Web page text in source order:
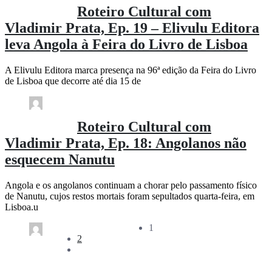
Roteiro Cultural com
Vladimir Prata, Ep. 19 – Elivulu Editora
leva Angola à Feira do Livro de Lisboa
A Elivulu Editora marca presença na 96ª edição da Feira do Livro
de Lisboa que decorre até dia 15 de
Roteiro Cultural com
Vladimir Prata, Ep. 18: Angolanos não
esquecem Nanutu
Angola e os angolanos continuam a chorar pelo passamento físico
de Nanutu, cujos restos mortais foram sepultados quarta-feira, em
Lisboa.u
rdl / 3 meses
(240) 1
2